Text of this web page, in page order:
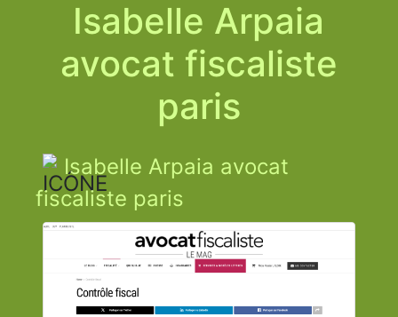
Isabelle Arpaia
avocat fiscaliste
paris
Isabelle Arpaia avocat
fiscaliste paris